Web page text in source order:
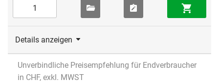
Details anzeigen
Unverbindliche Preisempfehlung für Endverbraucher
in CHF, exkl. MWST